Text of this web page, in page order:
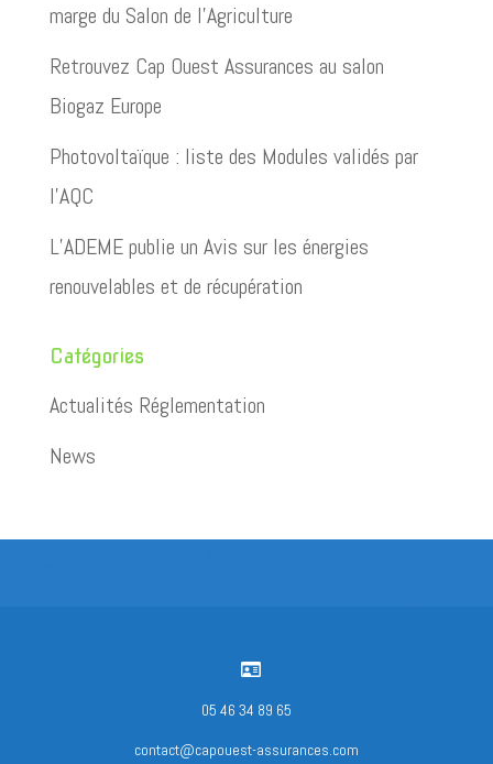
marge du Salon de l’Agriculture
Retrouvez Cap Ouest Assurances au salon
Biogaz Europe
Photovoltaïque : liste des Modules validés par
l’AQC
L’ADEME publie un Avis sur les énergies
renouvelables et de récupération
Catégories
Actualités Réglementation
News

05 46 34 89 65
contact@capouest-assurances.com